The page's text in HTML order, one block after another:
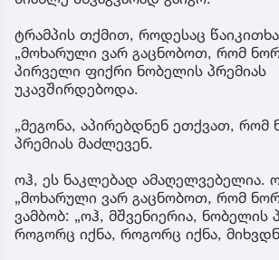
ტრამპის თქმით, როდესაც
„მოხარული ვარ გაცნობოთ, რომ
პირველი ფიქრი ნობელის პრემიას
უკავშირდებოდა.
„მეგონა, აპირებდნენ ეთქვათ, რომ
პრემიას მაძლევენ.
ოჰ, ეს ნაკლებად ამაღელვებელია.
„მოხარული ვარ გაცნობოთ, რომ
ვამბობ: „ოჰ, მშვენიერია, ნობელის
როგორც იქნა, როგორც იქნა,